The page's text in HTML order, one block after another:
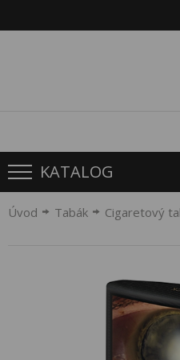
KATALOG
Úvod Tabák Cigaretový